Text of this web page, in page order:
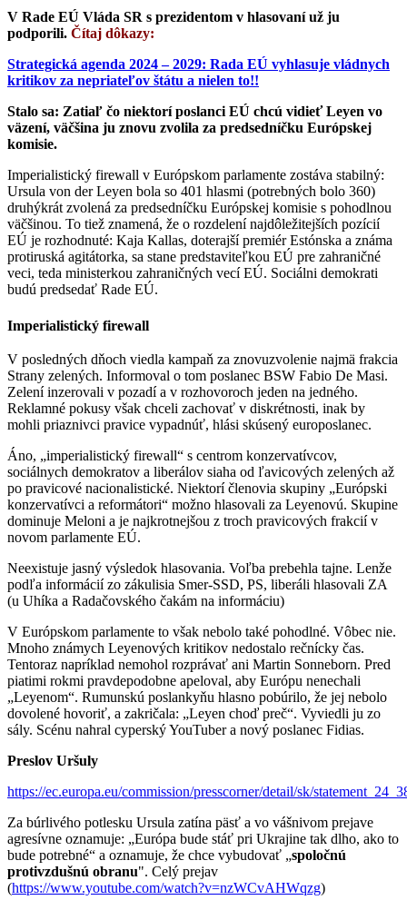
V Rade EÚ Vláda SR s prezidentom v hlasovaní už ju
podporili. Čítaj dôkazy:
Strategická agenda 2024 – 2029: Rada EÚ vyhlasuje vládnych
kritikov za nepriateľov štátu a nielen to!!
Stalo sa: Zatiaľ čo niektorí poslanci EÚ chcú vidieť Leyen vo
väzení, väčšina ju znovu zvolila za predsedníčku Európskej
komisie.
Imperialistický firewall v Európskom parlamente zostáva stabilný:
Ursula von der Leyen bola so 401 hlasmi (potrebných bolo 360)
druhýkrát zvolená za predsedníčku Európskej komisie s pohodlnou
väčšinou. To tiež znamená, že o rozdelení najdôležitejších pozícií
EÚ je rozhodnuté: Kaja Kallas, doterajší premiér Estónska a známa
protiruská agitátorka, sa stane predstaviteľkou EÚ pre zahraničné
veci, teda ministerkou zahraničných vecí EÚ. Sociálni demokrati
budú predsedať Rade EÚ.
Imperialistický firewall
V posledných dňoch viedla kampaň za znovuzvolenie najmä frakcia
Strany zelených. Informoval o tom poslanec BSW Fabio De Masi.
Zelení inzerovali v pozadí a v rozhovoroch jeden na jedného.
Reklamné pokusy však chceli zachovať v diskrétnosti, inak by
mohli priaznivci pravice vypadnúť, hlási skúsený europoslanec.
Áno, „imperialistický firewall“ s centrom konzervatívcov,
sociálnych demokratov a liberálov siaha od ľavicových zelených až
po pravicové nacionalistické. Niektorí členovia skupiny „Európski
konzervatívci a reformátori“ možno hlasovali za Leyenovú. Skupine
dominuje Meloni a je najkrotnejšou z troch pravicových frakcií v
novom parlamente EÚ.
Neexistuje jasný výsledok hlasovania. Voľba prebehla tajne. Lenže
podľa informácií zo zákulisia Smer-SSD, PS, liberáli hlasovali ZA
(u Uhíka a Radačovského čakám na informáciu)
V Európskom parlamente to však nebolo také pohodlné. Vôbec nie.
Mnoho známych Leyenových kritikov nedostalo rečnícky čas.
Tentoraz napríklad nemohol rozprávať ani Martin Sonneborn. Pred
piatimi rokmi pravdepodobne apeloval, aby Európu nenechali
„Leyenom“. Rumunskú poslankyňu hlasno pobúrilo, že jej nebolo
dovolené hovoriť, a zakričala: „Leyen choď preč“. Vyviedli ju zo
sály. Scénu nahral cyperský YouTuber a nový poslanec Fidias.
Preslov Uršuly
https://ec.europa.eu/commission/presscorner/detail/sk/
Za búrlivého potlesku Ursula zatína päsť a vo vášnivom prejave
agresívne oznamuje: „Európa bude stáť pri Ukrajine tak dlho, ako to
bude potrebné“ a oznamuje, že chce vybudovať „spoločnú
protivzdušnú obranu". Celý prejav
(https://www.youtube.com/watch?v=nzWCvAHWqzg)